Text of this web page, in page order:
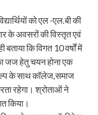
को एल -एल.बी की
के अवसरों की विस्तृत एवं
बताया कि विगत 10 वर्षों में
जज हेतु चयन होना एक
के साथ कॉलेज,समाज
रहेगा। श्रोताओं ने
किया।